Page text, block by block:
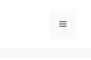
Menu